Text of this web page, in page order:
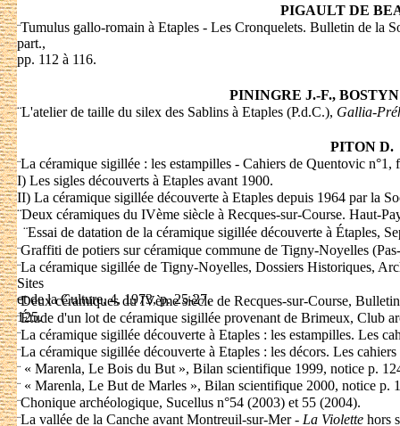
PIGAULT DE
¨Tumulus gallo-romain à Etaples - Les Cronquelets. Bulletin de la
part.,
pp. 112 à 116.
PININGRE J.-F.,
¨L'atelier de taille du silex des Sablins à Etaples (P.d.C.), Gallia-
PITON D.
¨La céramique sigillée : les estampilles - Cahiers de Quentovic n°1,
I) Les sigles découverts à Etaples avant 1900.
II) La céramique sigillée découverte à Etaples depuis 1964 par la
¨Deux céramiques du IVème siècle à Recques-sur-Course. Haut-
¨Essai de datation de la céramique sigillée découverte à Étaples,
¨Graffiti de potiers sur céramique commune de Tigny-Noyelles
¨La céramique sigillée de Tigny-Noyelles, Dossiers Historiques,
Sites
et de la Culture, 4, 1973, p. 25-27.
¨Deux céramiques du IVème siècle de Recques-sur-Course,
125.
¨Étude d'un lot de céramique sigillée provenant de Brimeux, Club
¨La céramique sigillée découverte à Etaples : les estampilles. Les
¨La céramique sigillée découverte à Etaples : les décors. Les
¨ « Marenla, Le Bois du But », Bilan scientifique 1999, notice p.
¨ « Marenla, Le But de Marles », Bilan scientifique 2000, notice p.
¨Chonique archéologique, Sucellus n°54 (2003) et 55 (2004).
¨La vallée de la Canche avant Montreuil-sur-Mer - La Violette hors